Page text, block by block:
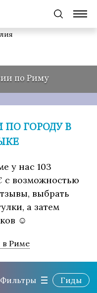
по Риму
ПО ГОРОДУ В
у нас 103
с возможностью
выбрать
а затем
☺
в Риме
Фильтры Гиды